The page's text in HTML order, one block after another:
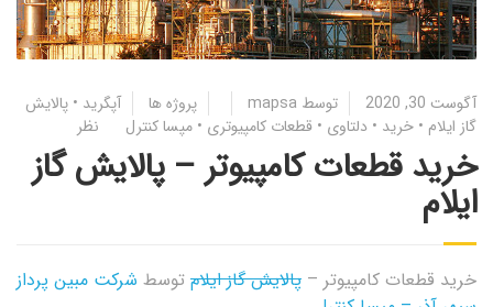
آگوست 30, 2020 توسط mapsa پروژه ها آپگرید • پالایش
گاز ایلام • خرید • دلتاوی • قطعات کامپیوتری • مپسا کنترل نظر
خرید قطعات کامپیوتر – پالایش گاز
ایلام
خرید قطعات کامپیوتر – پالایش گاز ایلام توسط شرکت مبین پرداز